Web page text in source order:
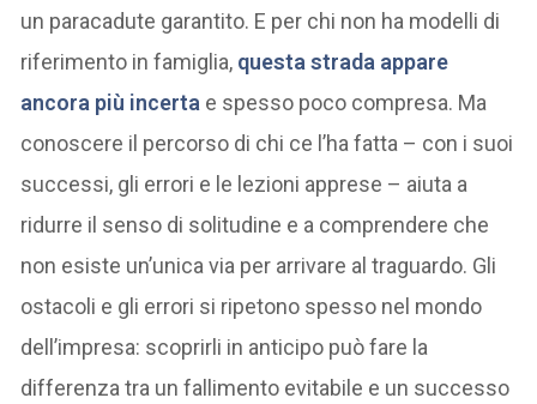
un paracadute garantito. E per chi non ha modelli di
riferimento in famiglia, questa strada appare
ancora più incerta e spesso poco compresa. Ma
conoscere il percorso di chi ce l’ha fatta – con i suoi
successi, gli errori e le lezioni apprese – aiuta a
ridurre il senso di solitudine e a comprendere che
non esiste un’unica via per arrivare al traguardo. Gli
ostacoli e gli errori si ripetono spesso nel mondo
dell’impresa: scoprirli in anticipo può fare la
differenza tra un fallimento evitabile e un successo